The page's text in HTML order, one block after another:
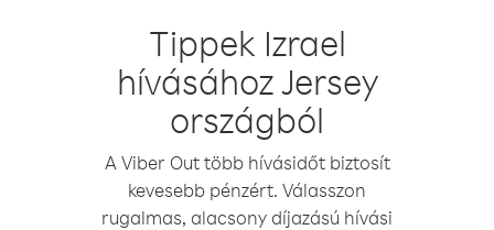
Tippek Izrael
hívásához Jersey
országból
A Viber Out több hívásidőt biztosít
kevesebb pénzért. Válasszon
rugalmas, alacsony díjazású hívási